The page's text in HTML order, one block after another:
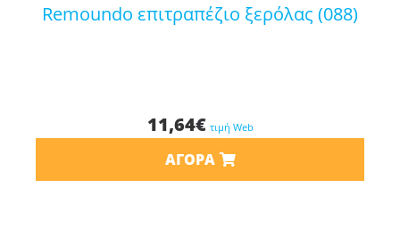
remoundo επιτραπέζιο ξερόλας (088)
11,64€ τιμή Web
ΑΓΟΡΆ